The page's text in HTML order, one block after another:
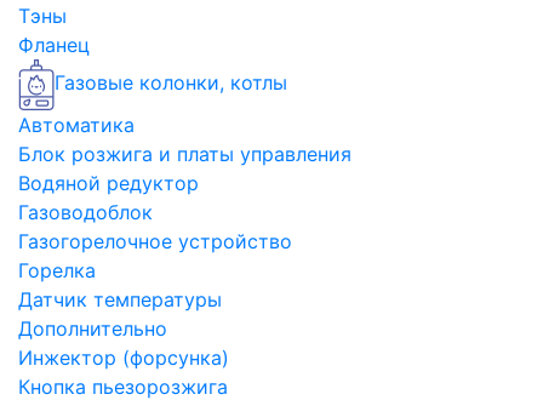
Тэны
Фланец
Газовые колонки, котлы
Автоматика
Блок розжига и платы управления
Водяной редуктор
Газоводоблок
Газогорелочное устройство
Горелка
Датчик температуры
Дополнительно
Инжектор (форсунка)
Кнопка пьезорозжига